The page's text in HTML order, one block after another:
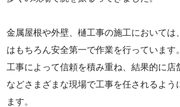
金属屋根や外壁、樋工事の施工においては
はもちろん安全第一で作業を行っています
工事によって信頼を積み重ね、結果的に店
などさまざまな現場で工事を任されるよう
ます。